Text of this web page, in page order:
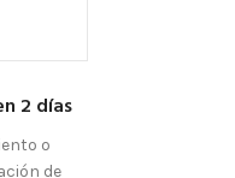
2 días
o
de